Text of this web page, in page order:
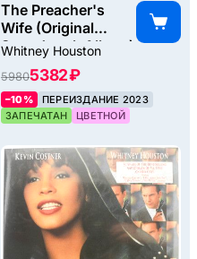
The Preacher's
Wife (Original
Soundtrack Album)
(2LP), 1996
Whitney Houston
59805382 ₽
–10%
ПЕРЕИЗДАНИЕ 2023
ЗАПЕЧАТАН
ЦВЕТНОЙ